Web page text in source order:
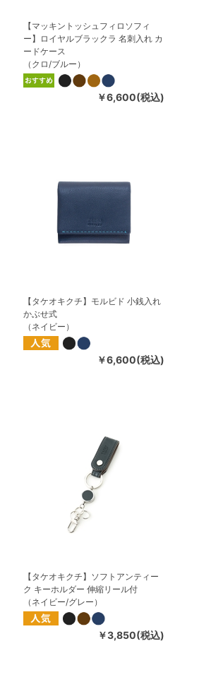
【マッキントッシュフィロソフィ
ー】ロイヤルブラックラ 名刺入れ カ
ードケース
（クロ/ブルー）
￥6,600(税込)
【タケオキクチ】モルビド 小銭入れ
かぶせ式
（ネイビー）
￥6,600(税込)
【タケオキクチ】ソフトアンティー
ク キーホルダー 伸縮リール付
（ネイビー/グレー）
￥3,850(税込)